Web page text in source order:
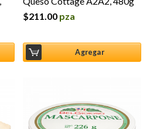
$211.00 pza
Agregar